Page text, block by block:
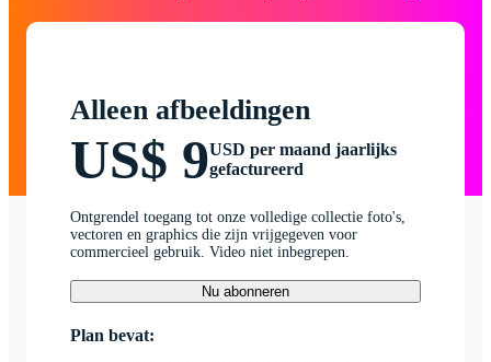
Alleen afbeeldingen
US$ 9USD per maand jaarlijks
gefactureerd
Ontgrendel toegang tot onze volledige collectie foto's,
vectoren en graphics die zijn vrijgegeven voor
commercieel gebruik. Video niet inbegrepen.
Nu abonneren
Plan bevat: